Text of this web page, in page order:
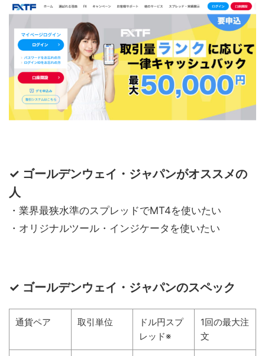
✓ ゴールデンウェイ・ジャパンがオススメの
人
・業界最狭水準のスプレッドでMT4を使いたい
・オリジナルツール・インジケータを使いたい
✓ ゴールデンウェイ・ジャパンのスペック
通貨ペア 取引単位
ドル円スプ
レッド※
1回の最大注
文